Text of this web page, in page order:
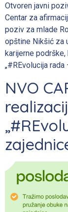
Otvoren javni
Centar za
poziv za mlade
opštine Nikšić za
karijerne
„#REvolucija
NVO